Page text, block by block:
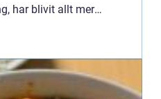
har blivit allt mer